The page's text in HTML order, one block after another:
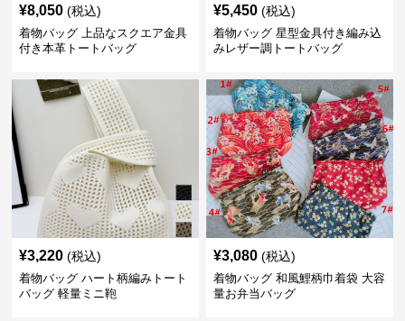
¥8,050 (税込)
着物バッグ 上品なスクエア金具
付き本革トートバッグ
¥5,450 (税込)
着物バッグ 星型金具付き編み込
みレザー調トートバッグ
¥3,220 (税込)
着物バッグ ハート柄編みトート
バッグ 軽量ミニ鞄
¥3,080 (税込)
着物バッグ 和風鯉柄巾着袋 大容
量お弁当バッグ